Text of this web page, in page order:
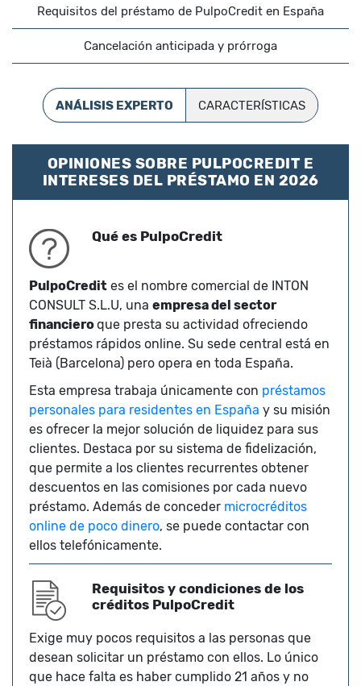
Requisitos del préstamo de PulpoCredit en España
Cancelación anticipada y prórroga
ANÁLISIS EXPERTO CARACTERÍSTICAS
OPINIONES SOBRE PULPOCREDIT E
INTERESES DEL PRÉSTAMO EN 2026
Qué es PulpoCredit
PulpoCredit es el nombre comercial de INTON
CONSULT S.L.U, una empresa del sector
financieroque presta su actividad ofreciendo
préstamos rápidos online. Su sede central está en
Teià (Barcelona) pero opera en toda España.
Esta empresa trabaja únicamente con préstamos
personales para residentes en España y su misión
es ofrecer la mejor solución de liquidez para sus
clientes. Destaca por su sistema de fidelización,
que permite a los clientes recurrentes obtener
descuentos en las comisiones por cada nuevo
préstamo. Además de conceder microcréditos
online de poco dinero, se puede contactar con
ellos telefónicamente.
Requisitos y condiciones de los
créditos PulpoCredit
Exige muy pocos requisitos a las personas que
desean solicitar un préstamo con ellos. Lo único
que hace falta es haber cumplido 21 años y no